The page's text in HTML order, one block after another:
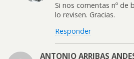
Si nos comentas nº de
lo revisen. Gracias.
Responder
ANTONIO ARRIBAS